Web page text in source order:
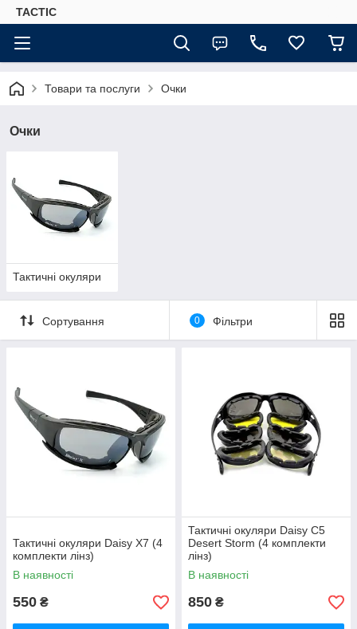
TACTIC
Товари та послуги Очки
Очки
Тактичні окуляри
Сортування 0 Фільтри
Тактичні окуляри Daisy X7 (4
комплекти лінз)
В наявності
550 ₴
Тактичні окуляри Daisy C5
Desert Storm (4 комплекти
лінз)
В наявності
850 ₴